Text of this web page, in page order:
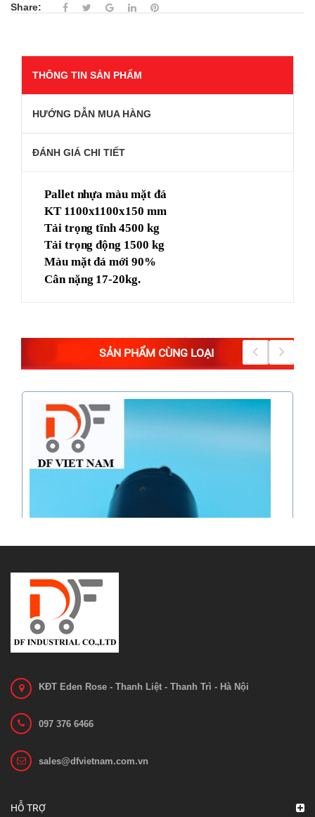
Share:
THÔNG TIN SẢN PHẨM
HƯỚNG DẪN MUA HÀNG
ĐÁNH GIÁ CHI TIẾT
Pallet nhựa màu mặt đá
KT 1100x1100x150 mm
Tải trọng tĩnh 4500 kg
Tải trọng động 1500 kg
Màu mặt đá mới 90%
Cân nặng 17-20kg.
SẢN PHẨM CÙNG LOẠI
KĐT Eden Rose - Thanh Liệt - Thanh Trì - Hà Nội
097 376 6466
sales@dfvietnam.com.vn
HỖ TRỢ